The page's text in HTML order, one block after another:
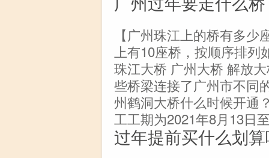
【广州珠江上的桥有多
上有10座桥，按顺序排列
珠江大桥 广州大桥 解放
些桥梁连接了广州市不同
州鹤洞大桥什么时候开通
工工期为2021年8月13日
过年提前买什么划